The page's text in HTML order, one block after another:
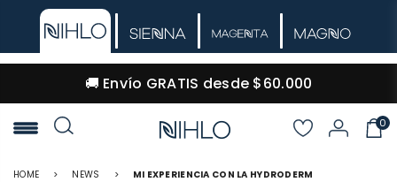
🚚 Envío GRATIS desde $60.000
NIHLO
0
HOME > NEWS > MI EXPERIENCIA CON LA HYDRODERM